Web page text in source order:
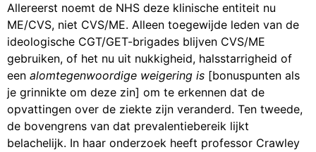
Allereerst noemt de NHS deze klinische entiteit nu
ME/CVS, niet CVS/ME. Alleen toegewijde leden van de
ideologische CGT/GET-brigades blijven CVS/ME
gebruiken, of het nu uit nukkigheid, halsstarrigheid of
een alomtegenwoordige weigering is [bonuspunten als
je grinnikte om deze zin] om te erkennen dat de
opvattingen over de ziekte zijn veranderd. Ten tweede,
de bovengrens van dat prevalentiebereik lijkt
belachelijk. In haar onderzoek heeft professor Crawley